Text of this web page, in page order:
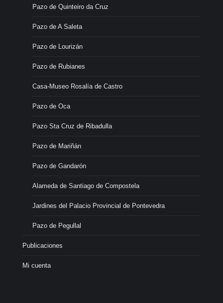
Pazo de Quinteiro da Cruz
Pazo de A Saleta
Pazo de Lourizán
Pazo de Rubianes
Casa-Museo Rosalía de Castro
Pazo de Oca
Pazo Sta Cruz de Ribadulla
Pazo de Mariñán
Pazo de Gandarón
Alameda de Santiago de Compostela
Jardines del Palacio Provincial de Pontevedra
Pazo de Pegullal
Publicaciones
Mi cuenta